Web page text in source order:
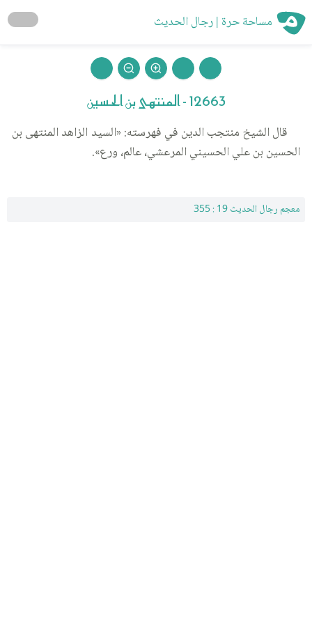
مساحة حرة | رجال الحديث
12663 - المنتهى بن الحسين
قال الشيخ منتجب الدين في فهرسته: «السيد الزاهد المنتهى بن
الحسين بن علي الحسيني المرعشي، عالم، ورع».
معجم رجال الحديث 19 : 355